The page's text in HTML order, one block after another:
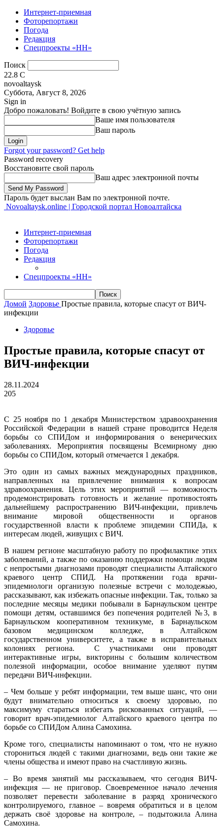
Интернет-приемная
Фоторепортажи
Погода
Редакция
Спецпроекты «НН»
Поиск
22.8 C
novoaltaysk
Суббота, Август 8, 2026
Sign in
Добро пожаловать! Войдите в свою учётную запись
Ваше имя пользователя
Ваш пароль
Forgot your password? Get help
Password recovery
Восстановите свой пароль
Ваш адрес электронной почты
Пароль будет выслан Вам по электронной почте.
Novoaltaysk.online | Городской портал Новоалтайска
Интернет-приемная
Фоторепортажи
Погода
Редакция
Спецпроекты «НН»
Домой Здоровье Простые правила, которые спасут от ВИЧ-
инфекции
Здоровье
Простые правила, которые спасут от
ВИЧ-инфекции
28.11.2024
205
С 25 ноября по 1 декабря Министерством здравоохранения
Российской Федерации в нашей стране проводится Неделя
борьбы со СПИДом и информирования о венерических
заболеваниях. Мероприятия посвящены Всемирному дню
борьбы со СПИДом, который отмечается 1 декабря.
Это один из самых важных международных праздников,
направленных на привлечение внимания к вопросам
здравоохранения. Цель этих мероприятий — возможность
продемонстрировать готовность и желание противостоять
дальнейшему распространению ВИЧ-инфекции, привлечь
внимание мировой общественности и органов
государственной власти к проблеме эпидемии СПИДа, к
интересам людей, живущих с ВИЧ.
В нашем регионе масштабную работу по профилактике этих
заболеваний, а также по оказанию поддержки помощи людям
с непростыми диагнозами проводят специалисты Алтайского
краевого центр СПИД. На протяжении года врачи-
эпидемиологи организую полезные встречи с молодежью,
рассказывают, как избежать опасные инфекции. Так, только за
последние месяцы медики побывали в Барнаульском центре
помощи детям, оставшимся без попечения родителей №3, в
Барнаульском кооперативном техникуме, в Барнаульском
базовом медицинском колледже, в Алтайском
государственном университете, а также в исправительных
колониях региона. С участниками они проводят
интерактивные игры, викторины с большим количеством
полезной информации, особое внимание уделяют путям
передачи ВИЧ-инфекции.
– Чем больше у ребят информации, тем выше шанс, что они
будут внимательно относиться к своему здоровью, по
максимуму стараться избегать рискованных ситуаций, —
говорит врач-эпидемиолог Алтайского краевого центра по
борьбе со СПИДом Алина Самохина.
Кроме того, специалисты напоминают о том, что не нужно
сторониться людей с такими диагнозами, ведь они такие же
члены общества и имеют право на счастливую жизнь.
– Во время занятий мы рассказываем, что сегодня ВИЧ-
инфекция — не приговор. Своевременное начало лечения
позволяет перевести заболевание в разряд хронического
контролируемого, главное – вовремя обратиться и в целом
держать своё здоровье на контроле, – подытожила Алина
Самохина.